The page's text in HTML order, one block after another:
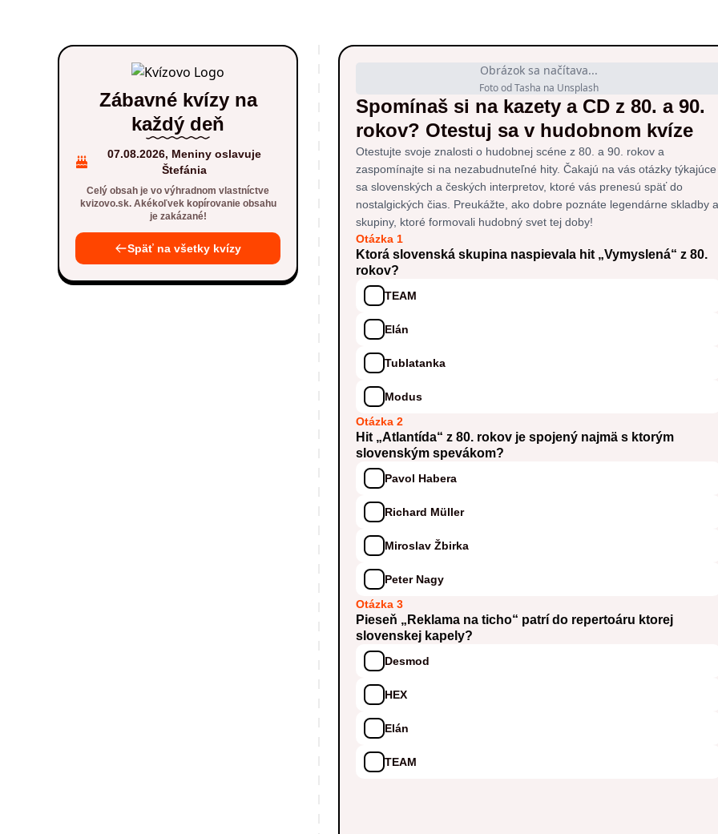
Zábavné kvízy na
každý deň
07.08.2026, Meniny oslavuje
Štefánia
Celý obsah je vo výhradnom vlastníctve
kvizovo.sk. Akékoľvek kopírovanie obsahu
je zakázané!
Späť na všetky kvízy
Obrázok sa načítava...
Foto od Tasha na Unsplash
Spomínaš si na kazety a CD z 80. a 90.
rokov? Otestuj sa v hudobnom kvíze
Otestujte svoje znalosti o hudobnej scéne z 80. a 90. rokov a
zaspomínajte si na nezabudnuteľné hity. Čakajú na vás otázky týkajúce
sa slovenských a českých interpretov, ktoré vás prenesú späť do
nostalgických čias. Preukážte, ako dobre poznáte legendárne skladby a
skupiny, ktoré formovali hudobný svet tej doby!
Otázka 1
Ktorá slovenská skupina naspievala hit „Vymyslená“ z 80.
rokov?
TEAM
Elán
Tublatanka
Modus
Otázka 2
Hit „Atlantída“ z 80. rokov je spojený najmä s ktorým
slovenským spevákom?
Pavol Habera
Richard Müller
Miroslav Žbirka
Peter Nagy
Otázka 3
Pieseň „Reklama na ticho“ patrí do repertoáru ktorej
slovenskej kapely?
Desmod
HEX
Elán
TEAM